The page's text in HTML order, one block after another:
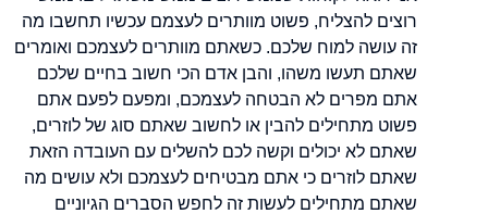
רוצים להצליח, פשוט מוותרים לעצמם עכשיו תחשבו מה
זה עושה למוח שלכם. כשאתם מוותרים לעצמכם ואומרים
שאתם תעשו משהו, והבן אדם הכי חשוב בחיים שלכם
אתם מפרים לא הבטחה לעצמכם, ומפעם לפעם אתם
פשוט מתחילים להבין או לחשוב שאתם סוג של לוזרים,
שאתם לא יכולים וקשה לכם להשלים עם העובדה הזאת
שאתם לוזרים כי אתם מבטיחים לעצמכם ולא עושים מה
שאתם מתחילים לעשות זה לחפש הסברים הגיוניים